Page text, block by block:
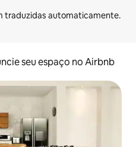
seu espaço no Airbnb